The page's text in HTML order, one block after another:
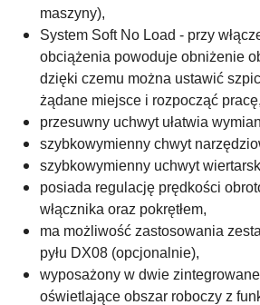
maszyny),
System Soft No Load - przy
obciążenia powoduje obniżenie
dzięki czemu można ustawić
żądane miejsce i rozpocząć pracę,
przesuwny uchwyt ułatwia
szybkowymienny chwyt
szybkowymienny uchwyt
posiada regulację prędkości
włącznika oraz pokrętłem,
ma możliwość zastosowania
pyłu DX08 (opcjonalnie),
wyposażony w dwie
oświetlające obszar roboczy z